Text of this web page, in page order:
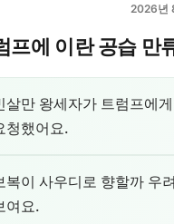
2026년
프에 이란 공습 만
살만 왕세자가 트럼프에
청했어요.
복이 사우디로 향할까 우
여요.